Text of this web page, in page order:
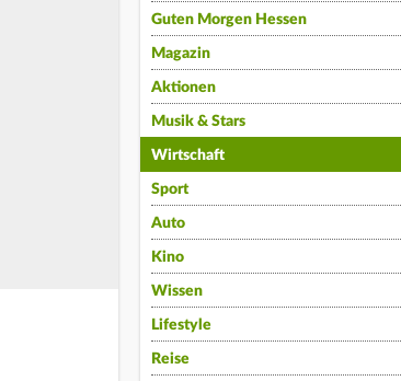
Guten Morgen Hessen
Magazin
Aktionen
Musik & Stars
Wirtschaft
Sport
Auto
Kino
Wissen
Lifestyle
Reise